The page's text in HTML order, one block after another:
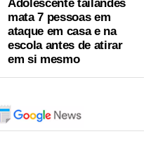
Adolescente tailandês
mata 7 pessoas em
ataque em casa e na
escola antes de atirar
em si mesmo